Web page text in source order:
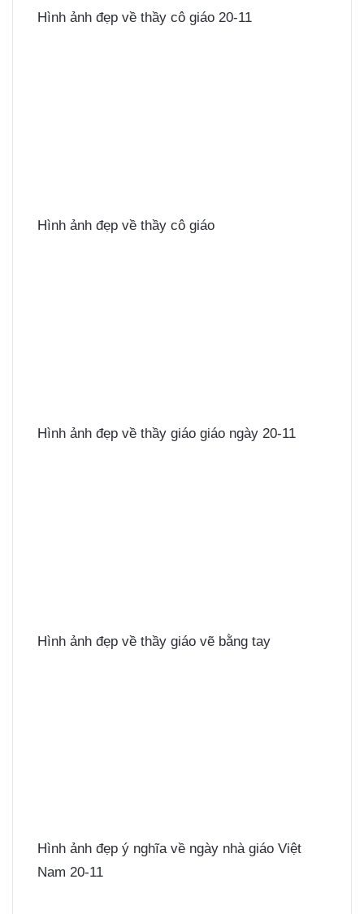
Hình ảnh đẹp về thầy cô giáo 20-11
Hình ảnh đẹp về thầy cô giáo
Hình ảnh đẹp về thầy giáo giáo ngày 20-11
Hình ảnh đẹp về thầy giáo vẽ bằng tay
Hình ảnh đẹp ý nghĩa về ngày nhà giáo Việt
Nam 20-11